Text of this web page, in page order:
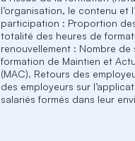
l’organisation, le contenu et
participation : Proportion
totalité des heures de
renouvellement : Nombre
formation de Maintien et
(MAC). Retours des
des employeurs sur
salariés formés dans leur